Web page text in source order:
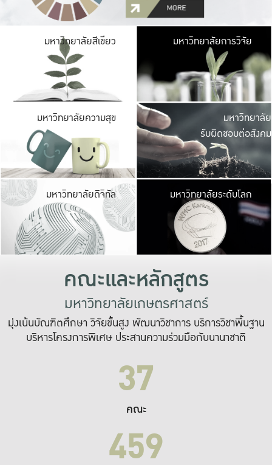
มหาวิทยาลัยสีเขียว มหาวิ
มีพื้นที่เขียวสดใส
เป็นป่าในเมือง เกษต
มหาวิทยาลัยการวิจัย
มหาวิทยาลัยความสุข มหาวิ
ค
เปิดประ
และพบเรื่องราวใ
มหาวิทยาลัย
รับผิดชอบต่อสังคม
มหาวิทยาลัยดิจิทัล มหาวิ
เปลี่ยนแปลง แล
เพื่อทำง
ระบบสารสนเทศ
มหาวิทยาลัยระดับโลก
คณะและหลักสูตร
มหาวิทยาลัยเกษตรศาสตร์
มุ่งเน้นบัณฑิตศึกษา วิจัยขั้นสูง พัฒนาวิชาการ บริการวิชาพื้นฐาน
บริหารโครงการพิเศษ ประสานความร่วมมือกับนานาชาติ
37
คณะ
459